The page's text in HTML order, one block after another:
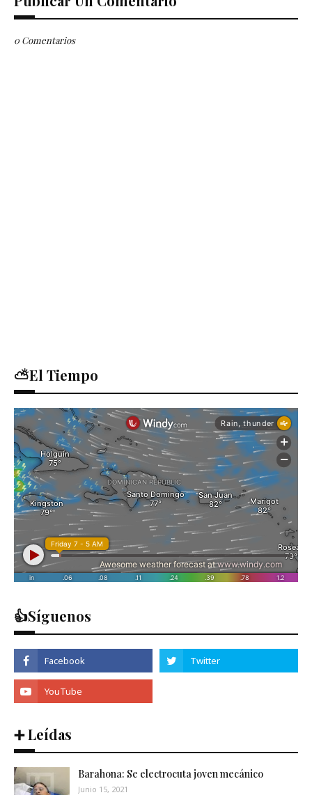
0 Comentarios
⛅El Tiempo
👍Síguenos
➕ Leídas
Barahona: Se electrocuta joven mecánico
Junio 15, 2021